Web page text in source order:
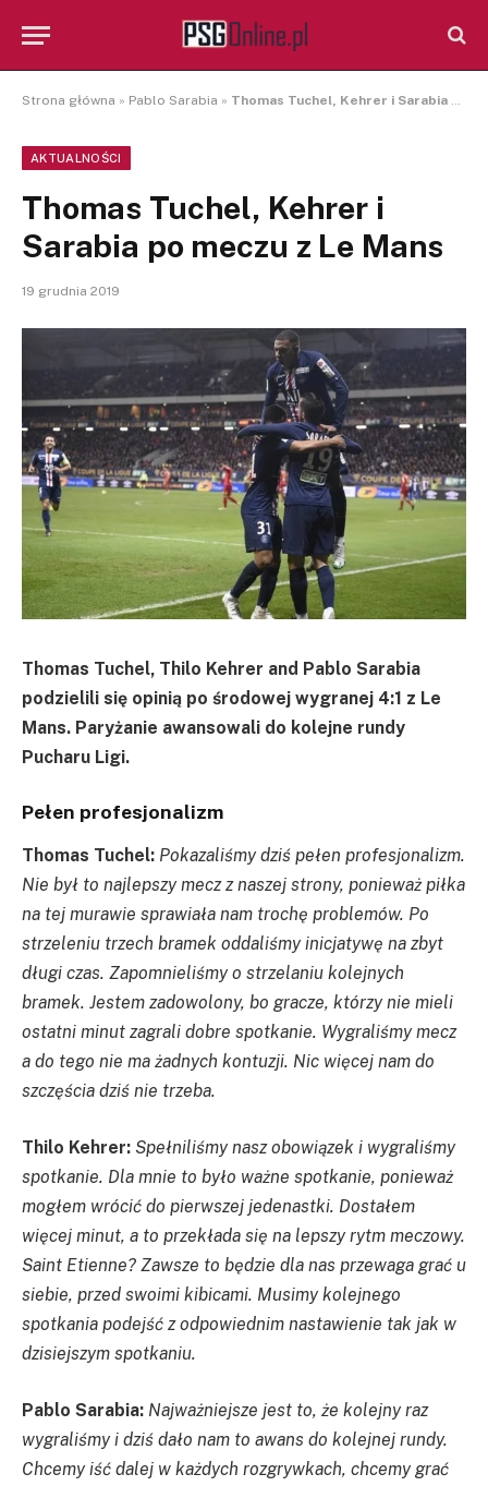
Strona główna » Pablo Sarabia » Thomas Tuchel, Kehrer i Sarabia po meczu z Le Mans
AKTUALNOŚCI
Thomas Tuchel, Kehrer i
Sarabia po meczu z Le Mans
19 grudnia 2019
Thomas Tuchel, Thilo Kehrer and Pablo Sarabia
podzielili się opinią po środowej wygranej 4:1 z Le
Mans. Paryżanie awansowali do kolejne rundy
Pucharu Ligi.
Pełen profesjonalizm
Thomas Tuchel: Pokazaliśmy dziś pełen profesjonalizm.
Nie był to najlepszy mecz z naszej strony, ponieważ piłka
na tej murawie sprawiała nam trochę problemów. Po
strzeleniu trzech bramek oddaliśmy inicjatywę na zbyt
długi czas. Zapomnieliśmy o strzelaniu kolejnych
bramek. Jestem zadowolony, bo gracze, którzy nie mieli
ostatni minut zagrali dobre spotkanie. Wygraliśmy mecz
a do tego nie ma żadnych kontuzji. Nic więcej nam do
szczęścia dziś nie trzeba.
Thilo Kehrer: Spełniliśmy nasz obowiązek i wygraliśmy
spotkanie. Dla mnie to było ważne spotkanie, ponieważ
mogłem wrócić do pierwszej jedenastki. Dostałem
więcej minut, a to przekłada się na lepszy rytm meczowy.
Saint Etienne? Zawsze to będzie dla nas przewaga grać u
siebie, przed swoimi kibicami. Musimy kolejnego
spotkania podejść z odpowiednim nastawienie tak jak w
dzisiejszym spotkaniu.
Pablo Sarabia: Najważniejsze jest to, że kolejny raz
wygraliśmy i dziś dało nam to awans do kolejnej rundy.
Chcemy iść dalej w każdych rozgrywkach, chcemy grać